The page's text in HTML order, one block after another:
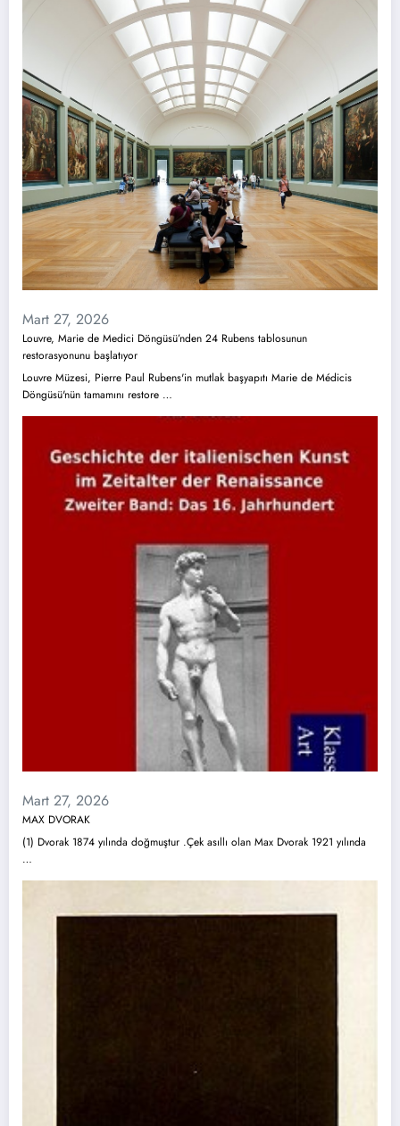
Mart 27, 2026
Louvre, Marie de Medici Döngüsü’nden 24 Rubens tablosunun
restorasyonunu başlatıyor
Louvre Müzesi, Pierre Paul Rubens'in mutlak başyapıtı Marie de Médicis
Döngüsü'nün tamamını restore …
Mart 27, 2026
MAX DVORAK
(1) Dvorak 1874 yılında doğmuştur .Çek asıllı olan Max Dvorak 1921 yılında
…